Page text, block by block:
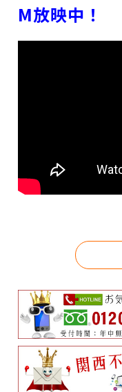
M放映中！